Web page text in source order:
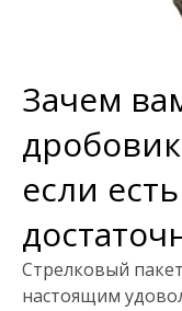
Зачем
если
Стрелковый
настоящим